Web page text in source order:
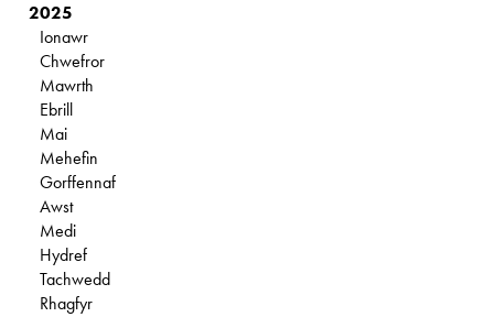
2025
Ionawr
Chwefror
Mawrth
Ebrill
Mai
Mehefin
Gorffennaf
Awst
Medi
Hydref
Tachwedd
Rhagfyr